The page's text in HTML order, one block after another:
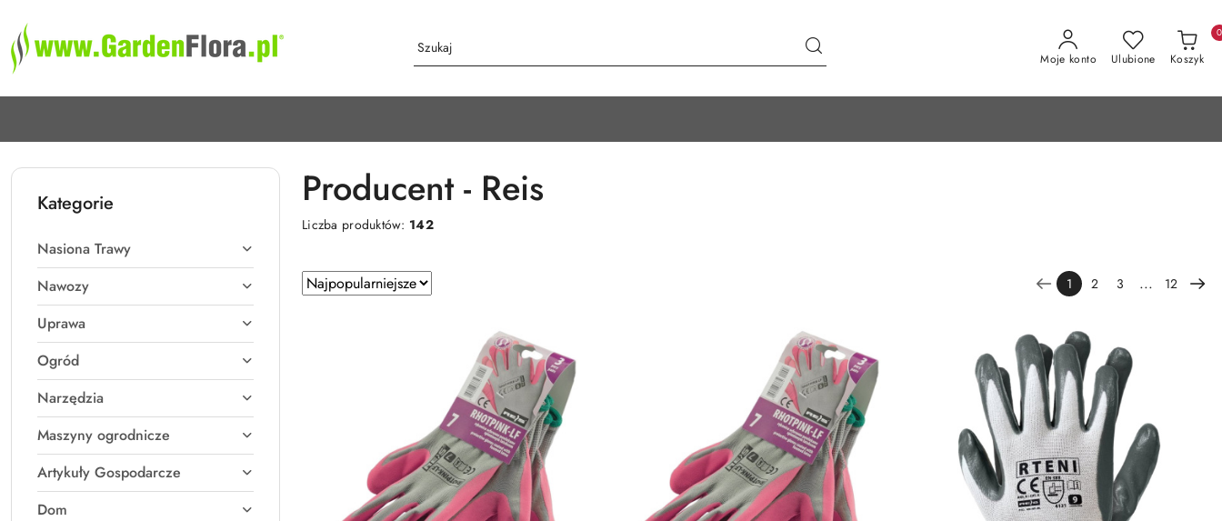
Przejdź do treści głównej
Przejdź do wyszukiwarki
Przejdź do moje konto
Przejdź do menu głównego
Przejdź do stopki
Moje konto Ulubione Koszyk
0
Kategorie
Nasiona Trawy
Nawozy
Uprawa
Ogród
Narzędzia
Maszyny ogrodnicze
Artykuły Gospodarcze
Dom
Producent - Reis
Liczba produktów: 142
Zastosowano
sortowanie:
Sortuj
według
1 2 3 ... 12